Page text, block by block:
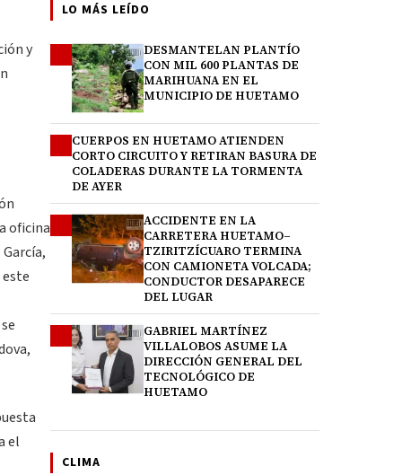
y
oficina
el
LO MÁS LEÍDO
DESMANTELAN PLANTÍO
CON MIL 600 PLANTAS DE
MARIHUANA EN EL
MUNICIPIO DE HUETAMO
CUERPOS EN HUETAMO ATIENDEN
CORTO CIRCUITO Y RETIRAN BASURA DE
COLADERAS DURANTE LA TORMENTA
DE AYER
ACCIDENTE EN LA
CARRETERA HUETAMO–
TZIRITZÍCUARO TERMINA
CON CAMIONETA VOLCADA;
CONDUCTOR DESAPARECE
DEL LUGAR
GABRIEL MARTÍNEZ
VILLALOBOS ASUME LA
DIRECCIÓN GENERAL DEL
TECNOLÓGICO DE
HUETAMO
CLIMA